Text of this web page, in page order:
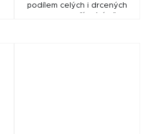
podílem celých i drcených